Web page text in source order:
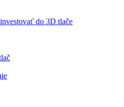
do 3D tlače